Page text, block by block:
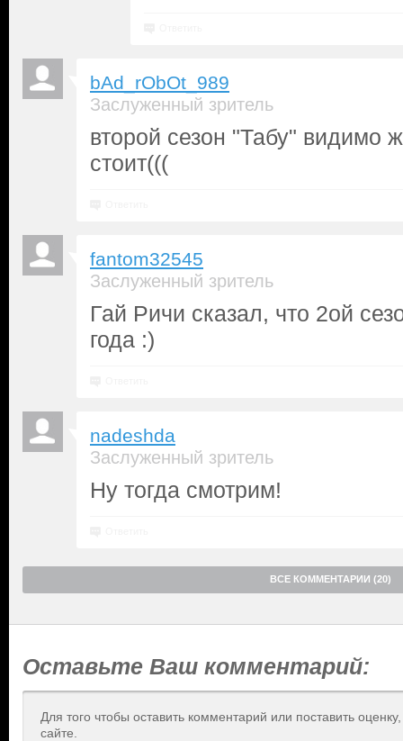
bAd_rObOt_989
Заслуженный зритель
второй сезон "Табу" видимо
стоит(((
fantom32545
Заслуженный зритель
Гай Ричи сказал, что 2ой
года :)
nadeshda
Заслуженный зритель
Ну тогда смотрим!
ВСЕ КОММЕНТАРИИ (20)
Оставьте Ваш комментарий:
Для того чтобы оставить комментарий или поставить
сайте.